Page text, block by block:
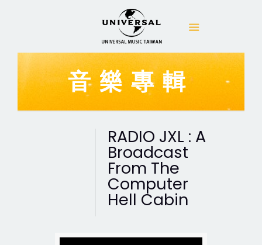
音樂專輯
RADIO JXL : A
Broadcast
From The
Computer
Hell Cabin